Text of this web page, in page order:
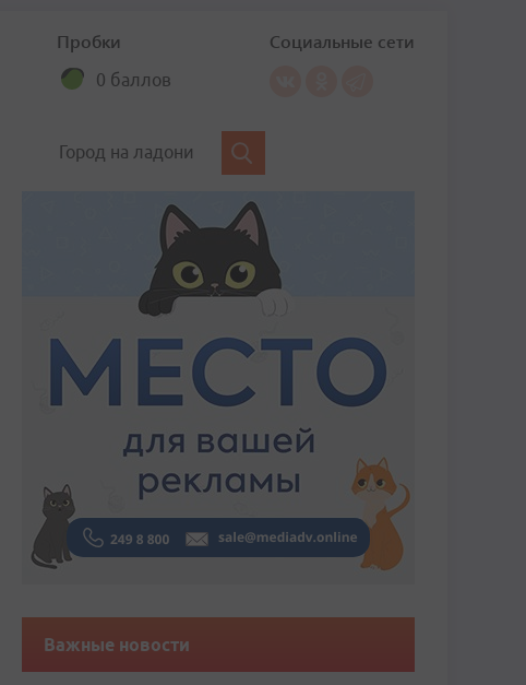
Пробки
0 баллов
Социальные сети
Город на ладони
Важные новости